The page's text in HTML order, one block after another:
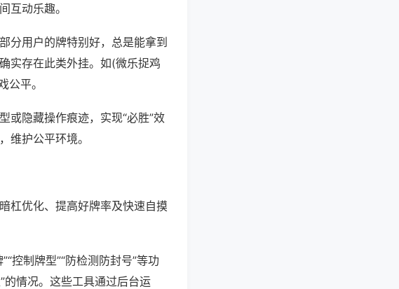
互动乐趣。
分用户的牌特别好，总是能拿到
实存在此类外挂。如(微乐捉鸡
平。
或隐藏操作痕迹，实现“必胜”效
维护公平环境。
杠优化、提高好牌率及快速自摸
控制牌型”“防检测防封号”等功
的情况。这些工具通过后台运